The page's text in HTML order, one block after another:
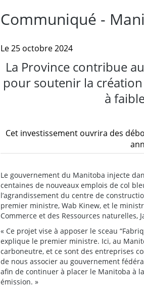
Communiqué -
Le 25 octobre 2024
La Province contribue
pour soutenir la
à
Cet investissement ouvrira des
Le gouvernement du Manitoba injecte
centaines de nouveaux emplois de col
l’agrandissement du centre de
premier ministre, Wab Kinew, et le
Commerce et des Ressources naturelles,
« Ce projet vise à apposer le sceau
explique le premier ministre. Ici, au
carboneutre, et ce sont des entreprises
de nous associer au gouvernement
afin de continuer à placer le Manitoba à
émission. »